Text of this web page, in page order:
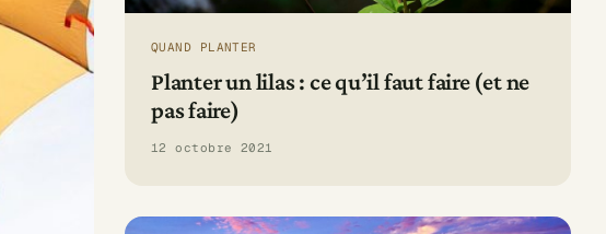
QUAND PLANTER
Planter un lilas : ce qu’il faut faire (et ne
pas faire)
12 octobre 2021